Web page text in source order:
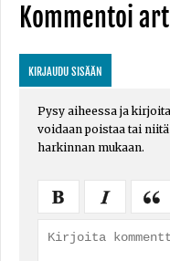
Kommentoi
KIRJAUDU SISÄÄN
Pysy aiheessa ja
voidaan poistaa tai
harkinnan mukaan.